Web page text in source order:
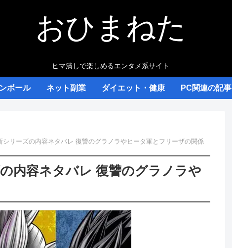
おひまねた
ヒマ潰しで楽しめるエンタメ系サイト
ボール ネット副業 ダイエット・健康 PC関連の記事
シリーズの内容ネタバレ 復讐のグラノラやヒータ軍とフリーザの関係
内容ネタバレ 復讐のグラノラや